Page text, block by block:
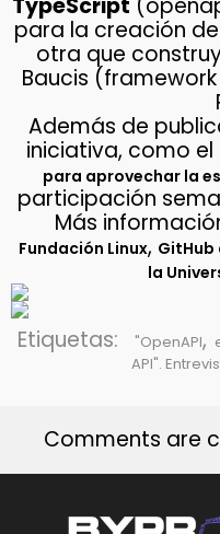
TypeScript
para la creación
otra que
Baucis
Además de
iniciativa, como el
para aprovechar la
participación
Más
Fundación Linux, GitHub
la
Etiquetas: "OpenAPI,
API".
Comments are